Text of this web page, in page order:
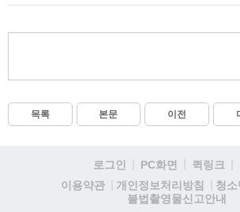
목록 본문 이전
로그인 PC화면 퀵링크
이용약관
개인정보처리방침
청소
불법촬영물신고안내